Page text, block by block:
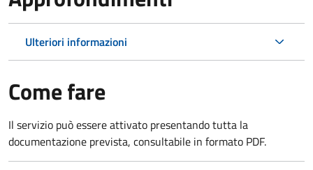
Ulteriori informazioni
Come fare
Il servizio può essere attivato presentando tutta la
documentazione prevista, consultabile in formato PDF.